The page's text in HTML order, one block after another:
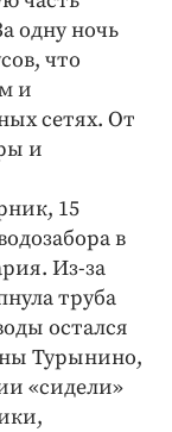
одну ночь
что
и
сетях. От
и
15
в
Из-за
труба
остался
Турынино,
«сидели»